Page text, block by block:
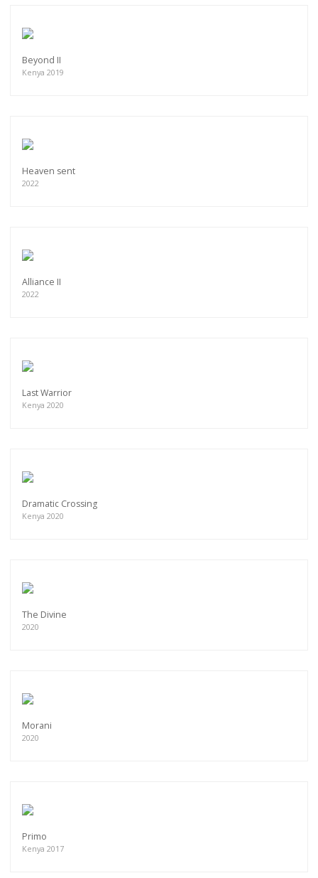
Beyond II
Kenya 2019
Heaven sent
2022
Alliance II
2022
Last Warrior
Kenya 2020
Dramatic Crossing
Kenya 2020
The Divine
2020
Morani
2020
Primo
Kenya 2017